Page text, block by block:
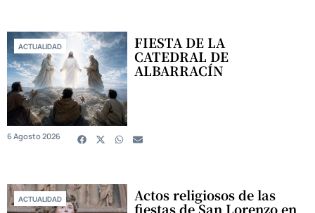
ACTUALIDAD FIESTA DE LA
CATEDRAL DE
ALBARRACÍN
6 Agosto 2026
ACTUALIDAD Actos religiosos de las
fiestas de San Lorenzo en